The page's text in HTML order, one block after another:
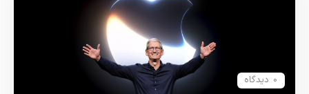
0 دیدگاه